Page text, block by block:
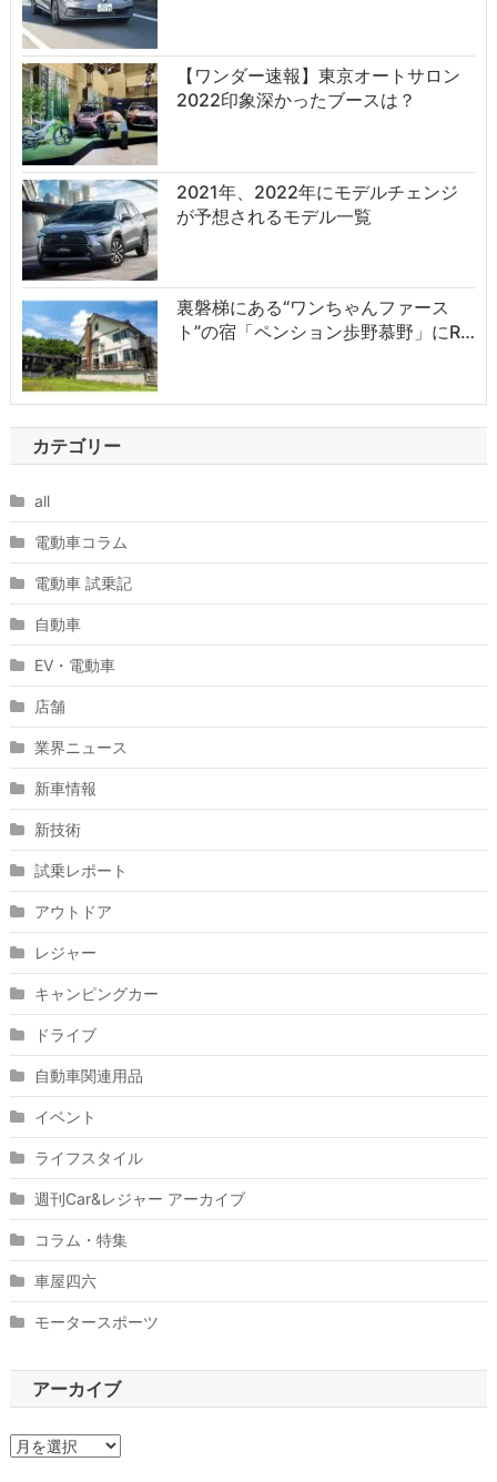
【ワンダー速報】東京オートサロン
2022印象深かったブースは？
2021年、2022年にモデルチェンジ
が予想されるモデル一覧
裏磐梯にある“ワンちゃんファース
ト”の宿「ペンション歩野慕野」にR…
カテゴリー
all
電動車コラム
電動車 試乗記
自動車
EV・電動車
店舗
業界ニュース
新車情報
新技術
試乗レポート
アウトドア
レジャー
キャンピングカー
ドライブ
自動車関連用品
イベント
ライフスタイル
週刊Car&レジャー アーカイブ
コラム・特集
車屋四六
モータースポーツ
アーカイブ
ア